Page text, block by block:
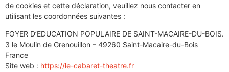
de cookies et cette déclaration, veuillez nous contacter en
utilisant les coordonnées suivantes :
FOYER D’EDUCATION POPULAIRE DE SAINT-MACAIRE-DU-BOIS.
3 le Moulin de Grenouillon – 49260 Saint-Macaire-du-Bois
France
Site web : https://le-cabaret-theatre.fr